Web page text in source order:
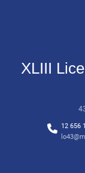
XLIII
12 656